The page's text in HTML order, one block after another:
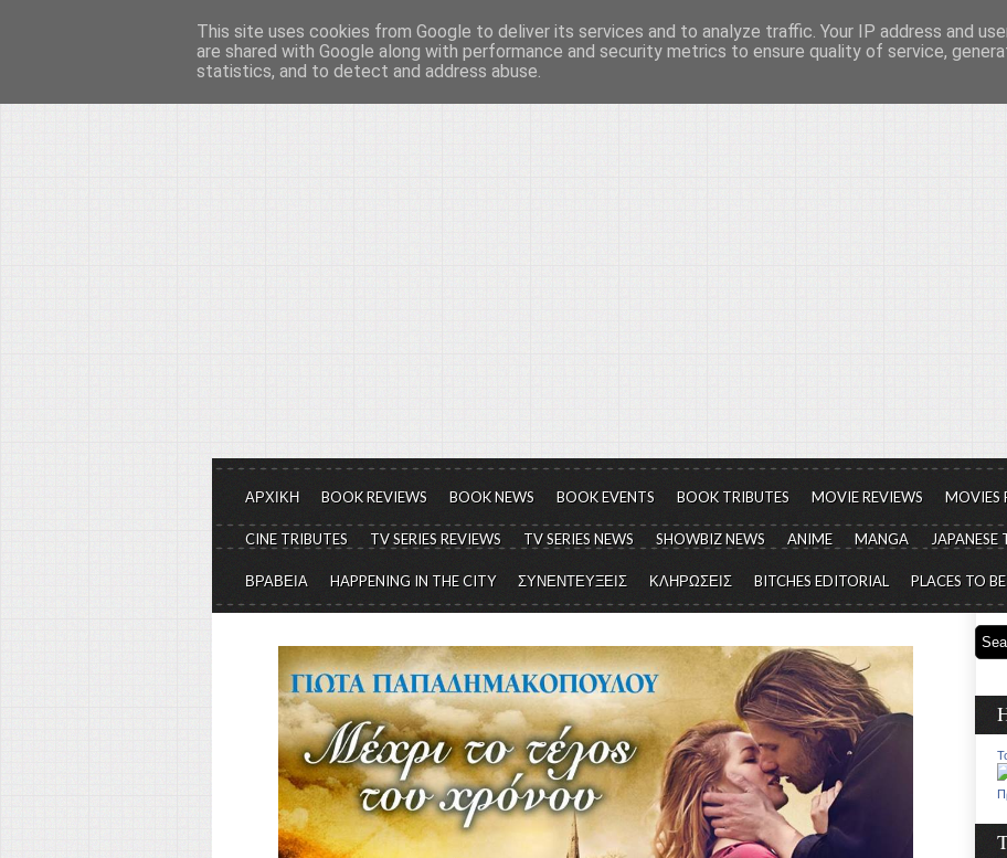
Το μεγαλείο των Τεχνών...
Είμαστε πάντα εδώ για να μιλάμε για τον πολιτισμό, σε κάθε του μορφή και έκταση...
ΑΡΧΙΚΗ BOOK REVIEWS BOOK NEWS BOOK EVENTS BOOK TRIBUTES MOVIE REVIEWS MOVIES
CINE TRIBUTES TV SERIES REVIEWS TV SERIES NEWS SHOWBIZ NEWS ANIME MANGA JAPANESE
ΒΡΑΒΕΙΑ HAPPENING IN THE CITY ΣΥΝΕΝΤΕΥΞΕΙΣ ΚΛΗΡΩΣΕΙΣ BITCHES EDITORIAL PLACES TO BE
This site uses cookies from Google to deliver its services and to analyze traffic. Your IP address and
are shared with Google along with performance and security metrics to ensure quality of service,
statistics, and to detect and address abuse.